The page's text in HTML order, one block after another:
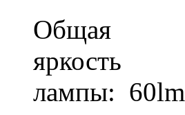
Общая
яркость
лампы: 60lm